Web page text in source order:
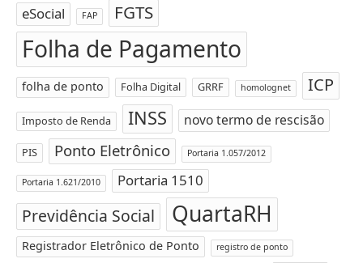
eSocial
FAP FGTS
Folha de Pagamento
folha de ponto Folha Digital GRRF homolognet ICP
Imposto de Renda INSS novo termo de rescisão
PIS Ponto Eletrônico Portaria 1.057/2012
Portaria 1.621/2010 Portaria 1510
Previdência Social QuartaRH
Registrador Eletrônico de Ponto registro de ponto